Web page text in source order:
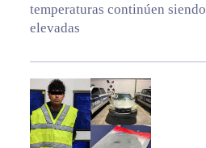
temperaturas continúen siendo
elevadas